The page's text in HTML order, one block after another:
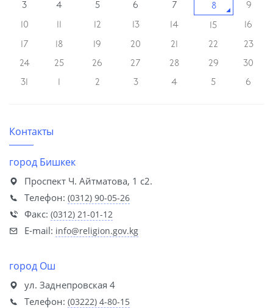
3
4 5 6 7 8
9
10
11 12 13 14 15
16
17
18 19 20 21 22
23
24
25 26 27 28 29
30
31
1 2 3 4 5 6
Контакты
город Бишкек
Проспект Ч. Айтматова, 1 с2.
Телефон: (0312) 90-05-26
Факс: (0312) 21-01-12
E-mail: info@religion.gov.kg
город Ош
ул. Заднепровская 4
Телефон: (03222) 4-80-15